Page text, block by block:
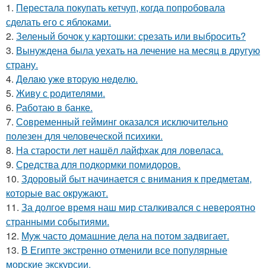
1. Перестала покупать кетчуп, когда попробовала
сделать его с яблоками.
2. Зеленый бочок у картошки: срезать или выбросить?
3. Вынуждена была уехать на лечение на месяц в другую
страну.
4. Дeлaю yжe втopую нeдeлю.
5. Живу с родителями.
6. Работаю в банке.
7. Современный гейминг оказался исключительно
полезен для человеческой психики.
8. На старости лет нашёл лайфхак для ловеласа.
9. Средства для подкормки помидоров.
10. Здоровый быт начинается с внимания к предметам,
которые вас окружают.
11. За долгое время наш мир сталкивался с невероятно
странными событиями.
12. Муж часто домашние дела на потом задвигает.
13. В Египте экстренно отменили все популярные
морские экскурсии.